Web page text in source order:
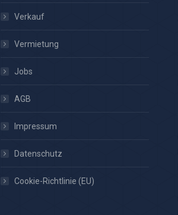
Verkauf
Vermietung
Jobs
AGB
Impressum
Datenschutz
Cookie-Richtlinie (EU)